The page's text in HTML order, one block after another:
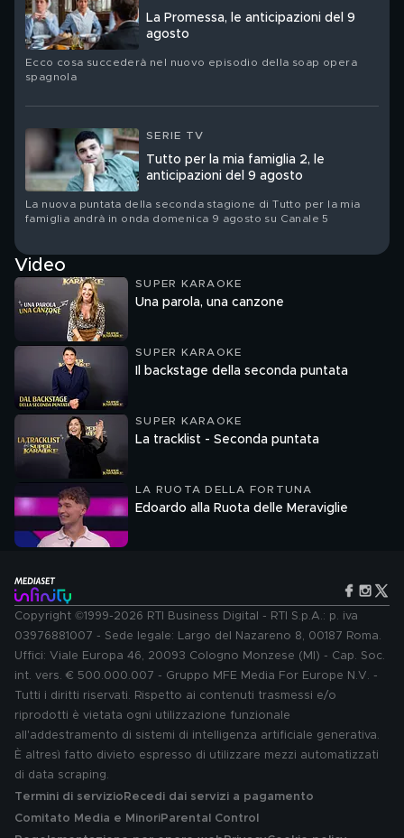
La Promessa, le anticipazioni del 9
agosto
Ecco cosa succederà nel nuovo episodio della soap opera
spagnola
SERIE TV
Tutto per la mia famiglia 2, le
anticipazioni del 9 agosto
La nuova puntata della seconda stagione di Tutto per la mia
famiglia andrà in onda domenica 9 agosto su Canale 5
Video
SUPER KARAOKE
Una parola, una canzone
SUPER KARAOKE
Il backstage della seconda puntata
SUPER KARAOKE
La tracklist - Seconda puntata
LA RUOTA DELLA FORTUNA
Edoardo alla Ruota delle Meraviglie
Copyright ©1999-2026 RTI Business Digital - RTI S.p.A.: p. iva
03976881007 - Sede legale: Largo del Nazareno 8, 00187 Roma.
Uffici: Viale Europa 46, 20093 Cologno Monzese (MI) - Cap. Soc.
int. vers. € 500.000.007 - Gruppo MFE Media For Europe N.V. -
Tutti i diritti riservati. Rispetto ai contenuti trasmessi e/o
riprodotti è vietata ogni utilizzazione funzionale
all'addestramento di sistemi di intelligenza artificiale generativa.
È altresì fatto divieto espresso di utilizzare mezzi automatizzati
di data scraping.
Termini di servizio Recedi dai servizi a pagamento
Comitato Media e MinoriParental Control